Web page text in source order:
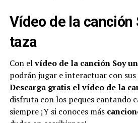
Vídeo de la canción
taza
Con elvídeo de la canción Soy
podrán jugar e interactuar con sus
Descarga gratis el vídeo de la
disfruta con los peques cantando
siempre ¡Y si conoces más